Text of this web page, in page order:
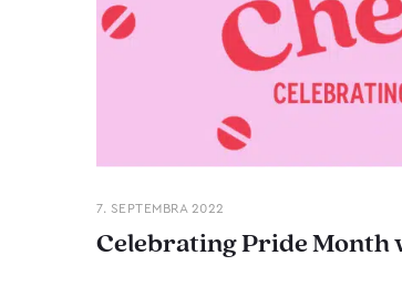
7. SEPTEMBRA 2022
Celebrating Pride Month